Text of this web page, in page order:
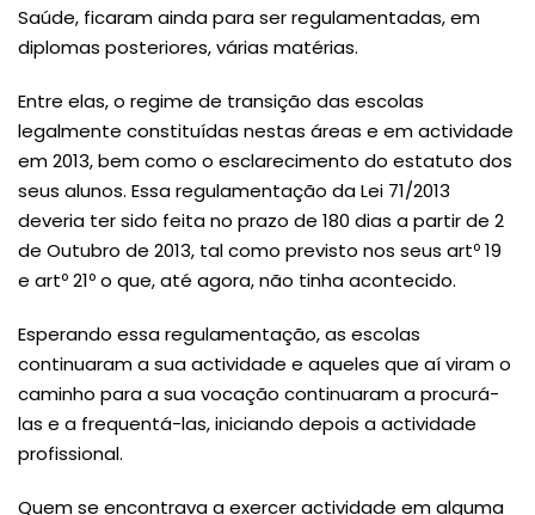
Saúde, ficaram ainda para ser regulamentadas, em
diplomas posteriores, várias matérias.
Entre elas, o regime de transição das escolas
legalmente constituídas nestas áreas e em actividade
em 2013, bem como o esclarecimento do estatuto dos
seus alunos. Essa regulamentação da Lei 71/2013
deveria ter sido feita no prazo de 180 dias a partir de 2
de Outubro de 2013, tal como previsto nos seus artº 19
e artº 21º o que, até agora, não tinha acontecido.
Esperando essa regulamentação, as escolas
continuaram a sua actividade e aqueles que aí viram o
caminho para a sua vocação continuaram a procurá-
las e a frequentá-las, iniciando depois a actividade
profissional.
Quem se encontrava a exercer actividade em alguma